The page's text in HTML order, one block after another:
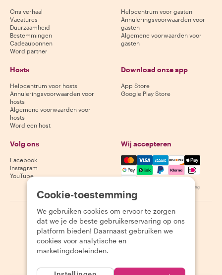
Ons verhaal
Vacatures
Duurzaamheid
Bestemmingen
Cadeaubonnen
Word partner
Helpcentrum voor gasten
Annuleringsvoorwaarden voor
gasten
Algemene voorwaarden voor
gasten
Hosts
Helpcentrum voor hosts
Annuleringsvoorwaarden voor
hosts
Algemene voorwaarden voor
hosts
Word een host
Download onze app
App Store
Google Play Store
Volg ons
Facebook
Instagram
YouTube
Wij accepteren
Mastercard, Visa, Amex,
Beschikbaarheid varieert per bestemming
2026 Withlocals.com Privacybeleid Cookies
Cookie-toestemming
We gebruiken cookies om ervoor te zorgen
dat we je de beste gebruikerservaring op ons
platform bieden! Daarnaast gebruiken we
cookies voor analytische en
marketingdoeleinden.